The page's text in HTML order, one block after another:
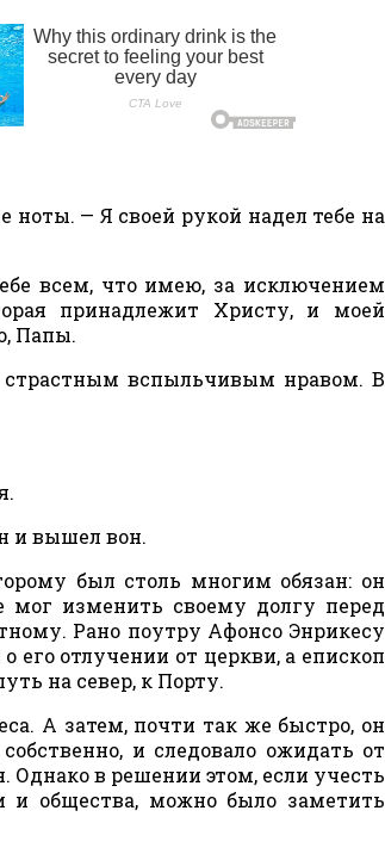
ноты. — Я своей рукой надел тебе на
всем, что имею, за исключением
принадлежит Христу, и моей
Папы.
страстным вспыльчивым нравом. В
и вышел вон.
был столь многим обязан: он
изменить своему долгу перед
Рано поутру Афонсо Энрикесу
отлучении от церкви, а епископ
на север, к Порту.
А затем, почти так же быстро, он
и следовало ожидать от
в решении этом, если учесть
и общества, можно было заметить